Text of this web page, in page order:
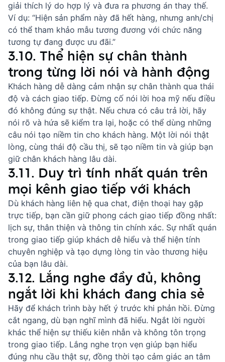
giải thích lý do hợp lý và đưa ra phương án thay thế.
Ví dụ: “Hiện sản phẩm này đã hết hàng, nhưng anh/chị
có thể tham khảo mẫu tương đương với chức năng
tương tự đang được ưu đãi.”
3.10. Thể hiện sự chân thành
trong từng lời nói và hành động
Khách hàng dễ dàng cảm nhận sự chân thành qua thái
độ và cách giao tiếp. Đừng cố nói lời hoa mỹ nếu điều
đó không đúng sự thật. Nếu chưa có câu trả lời, hãy
nói rõ và hứa sẽ kiểm tra lại, hoặc có thể dùng những
câu nói tạo niềm tin cho khách hàng. Một lời nói thật
lòng, cùng thái độ cầu thị, sẽ tạo niềm tin và giúp bạn
giữ chân khách hàng lâu dài.
3.11. Duy trì tính nhất quán trên
mọi kênh giao tiếp với khách
Dù khách hàng liên hệ qua chat, điện thoại hay gặp
trực tiếp, bạn cần giữ phong cách giao tiếp đồng nhất:
lịch sự, thân thiện và thông tin chính xác. Sự nhất quán
trong giao tiếp giúp khách dễ hiểu và thể hiện tính
chuyên nghiệp và tạo dựng lòng tin vào thương hiệu
của bạn lâu dài.
3.12. Lắng nghe đầy đủ, không
ngắt lời khi khách đang chia sẻ
Hãy để khách trình bày hết ý trước khi phản hồi. Đừng
cắt ngang, dù bạn nghĩ mình đã hiểu. Ngắt lời người
khác thể hiện sự thiếu kiên nhẫn và không tôn trọng
trong giao tiếp. Lắng nghe trọn vẹn giúp bạn hiểu
đúng nhu cầu thật sự, đồng thời tạo cảm giác an tâm